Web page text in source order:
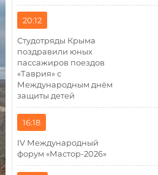
20:12
Студотряды Крыма
поздравили юных
пассажиров поездов
«Таврия» с
Международным днём
защиты детей
16:18
IV Международный
форум «Мастор-2026»